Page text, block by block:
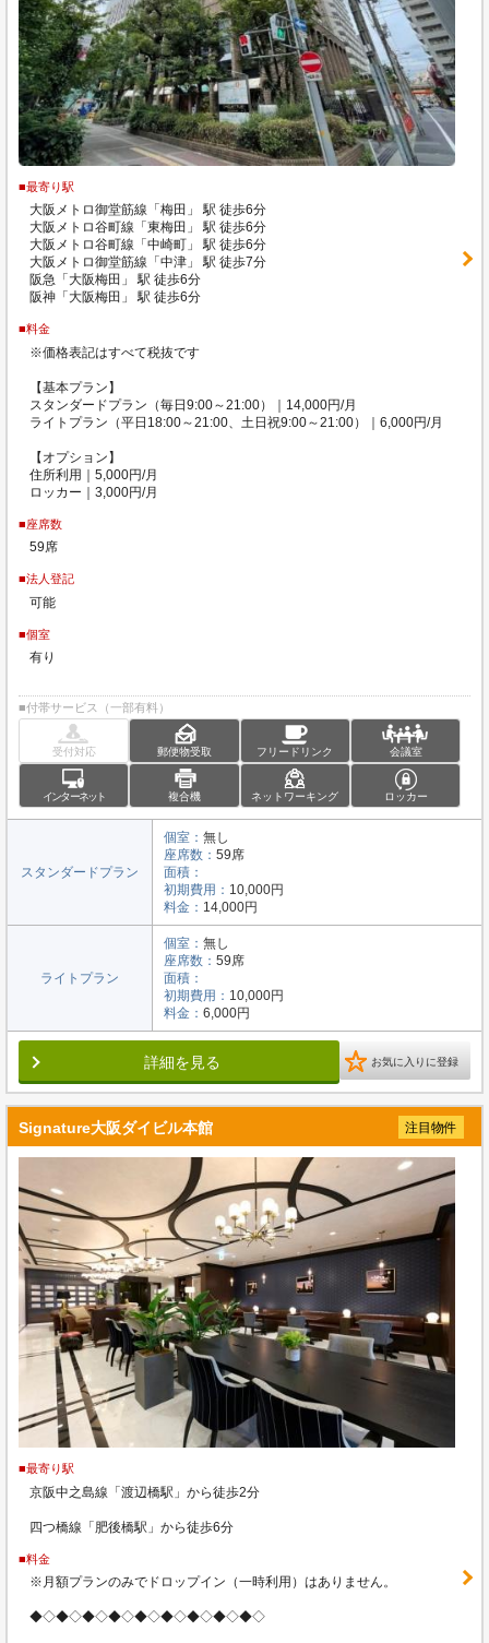
■最寄り駅
大阪メトロ御堂筋線「梅田」 駅 徒歩6分
大阪メトロ谷町線「東梅田」 駅 徒歩6分
大阪メトロ谷町線「中崎町」 駅 徒歩6分
大阪メトロ御堂筋線「中津」 駅 徒歩7分
阪急「大阪梅田」 駅 徒歩6分
阪神「大阪梅田」 駅 徒歩6分
■料金
※価格表記はすべて税抜です
【基本プラン】
スタンダードプラン（毎日9:00～21:00）｜14,000円/月
ライトプラン（平日18:00～21:00、土日祝9:00～21:00）｜6,000円/月
【オプション】
住所利用｜5,000円/月
ロッカー｜3,000円/月
■座席数
59席
■法人登記
可能
■個室
有り
■付帯サービス（一部有料）
受付対応 郵便物受取 フリードリンク 会議室
インターネット 複合機 ネットワーキング ロッカー
スタンダードプラン
個室： 無し
座席数： 59席
面積：
初期費用： 10,000円
料金： 14,000円
ライトプラン
個室： 無し
座席数： 59席
面積：
初期費用： 10,000円
料金： 6,000円
詳細を見る お気に入りに登録
Signature大阪ダイビル本館 注目物件
■最寄り駅
京阪中之島線「渡辺橋駅」から徒歩2分
四つ橋線「肥後橋駅」から徒歩6分
■料金
※月額プランのみでドロップイン（一時利用）はありません。
◆◇◆◇◆◇◆◇◆◇◆◇◆◇◆◇◆◇